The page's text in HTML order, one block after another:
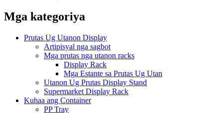
Mga kategoriya
Prutas Ug Utanon Display
Artipisyal nga sagbot
Mga prutas nga utanon racks
Display Rack
Mga Estante sa Prutas Ug Utan
Utanon Ug Prutas Display Stand
Supermarket Display Rack
Kuhaa ang Container
PP Tray